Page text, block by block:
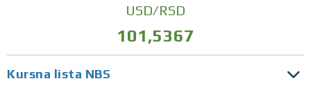
USD/RSD
101,5367
Kursna lista NBS